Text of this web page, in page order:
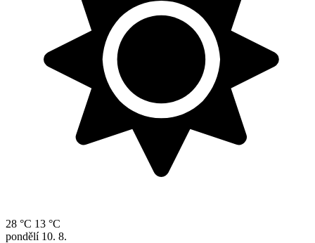
28 °C 13 °C
pondělí 10. 8.